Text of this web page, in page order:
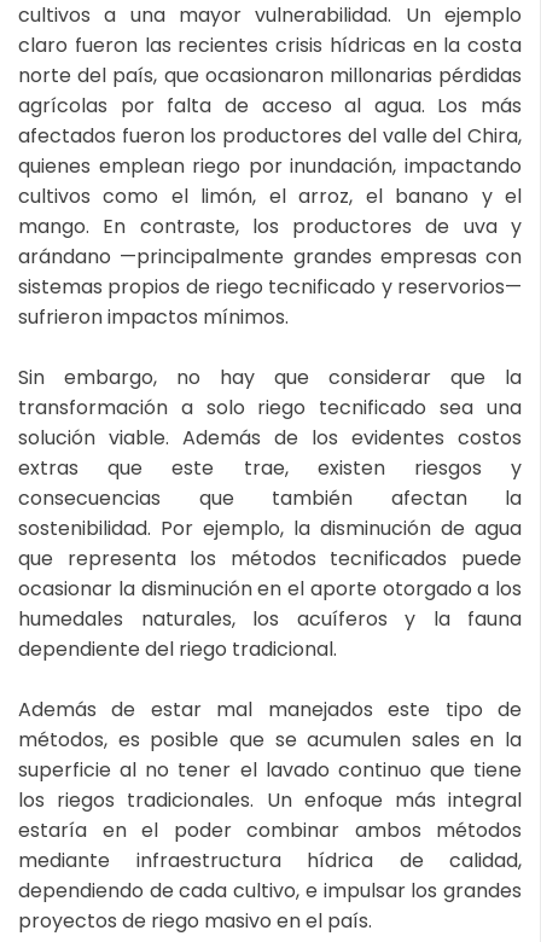
cultivos a una mayor vulnerabilidad. Un ejemplo
claro fueron las recientes crisis hídricas en la costa
norte del país, que ocasionaron millonarias pérdidas
agrícolas por falta de acceso al agua. Los más
afectados fueron los productores del valle del Chira,
quienes emplean riego por inundación, impactando
cultivos como el limón, el arroz, el banano y el
mango. En contraste, los productores de uva y
arándano —principalmente grandes empresas con
sistemas propios de riego tecnificado y reservorios—
sufrieron impactos mínimos.
Sin embargo, no hay que considerar que la
transformación a solo riego tecnificado sea una
solución viable. Además de los evidentes costos
extras que este trae, existen riesgos y
consecuencias que también afectan la
sostenibilidad. Por ejemplo, la disminución de agua
que representa los métodos tecnificados puede
ocasionar la disminución en el aporte otorgado a los
humedales naturales, los acuíferos y la fauna
dependiente del riego tradicional.
Además de estar mal manejados este tipo de
métodos, es posible que se acumulen sales en la
superficie al no tener el lavado continuo que tiene
los riegos tradicionales. Un enfoque más integral
estaría en el poder combinar ambos métodos
mediante infraestructura hídrica de calidad,
dependiendo de cada cultivo, e impulsar los grandes
proyectos de riego masivo en el país.